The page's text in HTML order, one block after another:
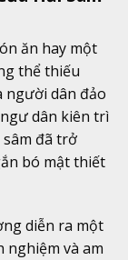
ăn hay một
thể thiếu
người dân đảo
dân kiên trì
đã trở
bó mật thiết
diễn ra một
nghiệm và am